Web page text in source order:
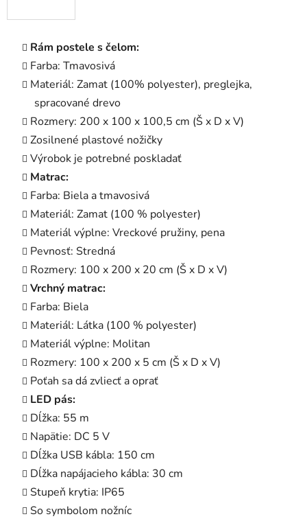
Rám postele s čelom:
Farba: Tmavosivá
Materiál: Zamat (100% polyester), preglejka,
spracované drevo
Rozmery: 200 x 100 x 100,5 cm (Š x D x V)
Zosilnené plastové nožičky
Výrobok je potrebné poskladať
Matrac:
Farba: Biela a tmavosivá
Materiál: Zamat (100 % polyester)
Materiál výplne: Vreckové pružiny, pena
Pevnosť: Stredná
Rozmery: 100 x 200 x 20 cm (Š x D x V)
Vrchný matrac:
Farba: Biela
Materiál: Látka (100 % polyester)
Materiál výplne: Molitan
Rozmery: 100 x 200 x 5 cm (Š x D x V)
Poťah sa dá zvliecť a oprať
LED pás:
Dĺžka: 55 m
Napätie: DC 5 V
Dĺžka USB kábla: 150 cm
Dĺžka napájacieho kábla: 30 cm
Stupeň krytia: IP65
So symbolom nožníc